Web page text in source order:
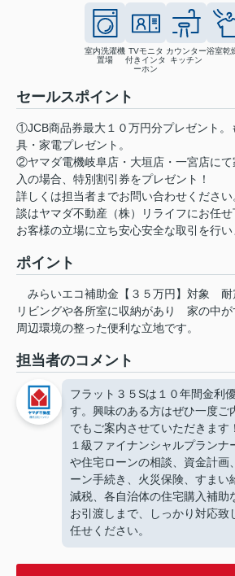
室内洗濯機
置場
TVモニタ
付きインタ
ーホン
カウンター
キッチン
浴室乾
セールスポイント
①JCB商品券最大１０万円分プレゼント。
具・家電プレゼント。
②ヤマダ電機岐阜店・大垣店・一宮店に
入の場合、特別割引券をプレゼント！
詳しくは担当者までお問い合わせくださ
談はヤマダ不動産（株）リライフにお任せ
お客様の立場に立ち安心安全な取引を行い
ポイント
みらいエコ補助金【３５万円】対象 耐
リビングや各所室に収納があり
家の中が
周辺環境の整った便利な立地です。
担当者のコメント
フラット３５Sは１０年間金利
す。興味のある方はぜひ一度ご
でもご案内させていただきます！
１級ファイナンシャルプランナ
や住宅ローンの相談、資金計画
ーン手続き、火災保険、すまい
減税、各自治体の住宅購入補助
お引渡しまで、しっかり対応致
任せください。